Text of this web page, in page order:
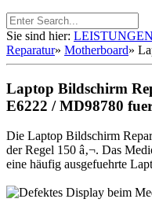
Sie sind hier: LEISTUNGEN
Reparatur» Motherboard»
Laptop Bildschirm
E6222 / MD98780
Die Laptop Bildschirm
der Regel 150 â‚¬. Das
eine häufig ausgefuehrte